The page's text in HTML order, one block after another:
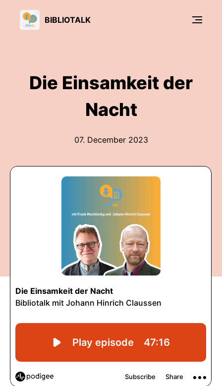
BIBLIOTALK
Die Einsamkeit der
Nacht
07. December 2023